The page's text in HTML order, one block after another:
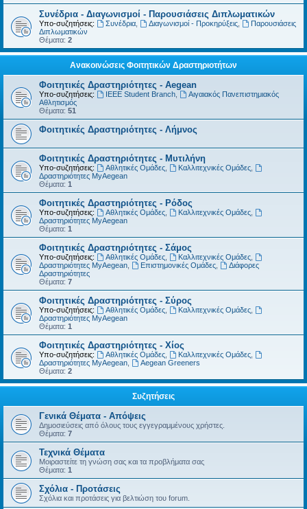
Συνέδρια - Διαγωνισμοί - Παρουσιάσεις Διπλωματικών
Υπο-συζητήσεις: Συνέδρια, Διαγωνισμοί - Προκηρύξεις,
Παρουσιάσεις
Διπλωματικών
Θέματα: 2
Ανακοινώσεις Φοιτητικών Δραστηριοτήτων
Φοιτητικές Δραστηριότητες - Aegean
Υπο-συζητήσεις: IEEE Student Branch,
Αιγαιακός Πανεπιστημιακός
Αθλητισμός
Θέματα: 51
Φοιτητικές Δραστηριότητες - Λήμνος
Φοιτητικές Δραστηριότητες - Μυτιλήνη
Υπο-συζητήσεις: Αθλητικές Ομάδες, Καλλιτεχνικές Ομάδες,
Δραστηριότητες MyAegean
Θέματα: 1
Φοιτητικές Δραστηριότητες - Ρόδος
Υπο-συζητήσεις: Αθλητικές Ομάδες, Καλλιτεχνικές Ομάδες,
Δραστηριότητες MyAegean
Θέματα: 1
Φοιτητικές Δραστηριότητες - Σάμος
Υπο-συζητήσεις: Αθλητικές Ομάδες, Καλλιτεχνικές Ομάδες,
Δραστηριότητες MyAegean
Επιστημονικές Ομάδες,
Διάφορες
Δραστηριότητες
Θέματα: 7
Φοιτητικές Δραστηριότητες - Σύρος
Υπο-συζητήσεις: Αθλητικές Ομάδες, Καλλιτεχνικές Ομάδες,
Δραστηριότητες MyAegean
Θέματα: 1
Φοιτητικές Δραστηριότητες - Χίος
Υπο-συζητήσεις: Αθλητικές Ομάδες, Καλλιτεχνικές Ομάδες,
Δραστηριότητες MyAegean
Aegean Greeners
Θέματα: 2
Συζητήσεις
Γενικά Θέματα - Απόψεις
Δημοσιεύσεις από όλους τους εγγεγραμμένους χρήστες.
Θέματα: 7
Τεχνικά Θέματα
Μοιραστείτε τη γνώση σας και τα προβλήματα σας
Θέματα: 1
Σχόλια - Προτάσεις
Σχόλια και προτάσεις για βελτιώση του forum.